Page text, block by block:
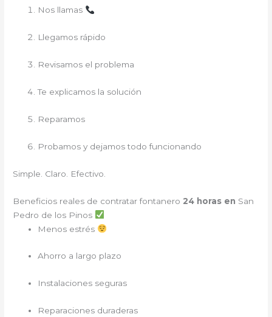
Nos llamas
Llegamos rápido
Revisamos el problema
Te explicamos la solución
Reparamos
Probamos y dejamos todo funcionando
Simple. Claro. Efectivo.
Beneficios reales de contratar fontanero 24 horas en San
Pedro de los Pinos
Menos estrés
Ahorro a largo plazo
Instalaciones seguras
Reparaciones duraderas